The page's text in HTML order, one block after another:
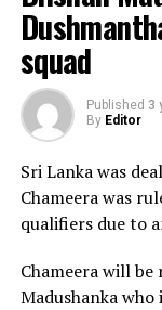
squad
Published 3
By Editor
Sri Lanka was
Chameera was
qualifiers due to
Chameera will
Madushanka